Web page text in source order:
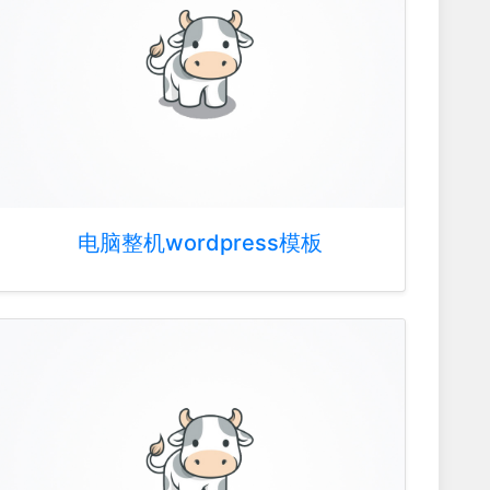
电脑整机wordpress模板